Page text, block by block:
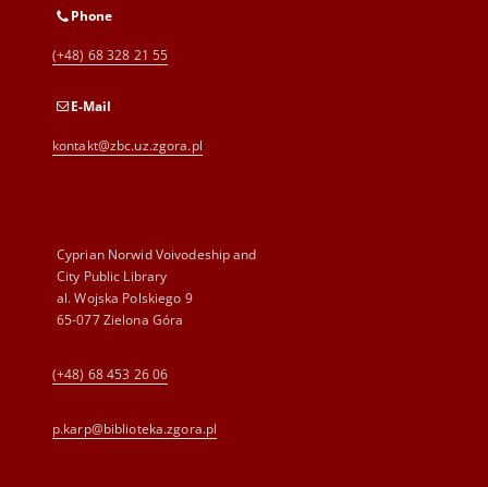
Phone
(+48) 68 328 21 55
E-Mail
kontakt@zbc.uz.zgora.pl
Cyprian Norwid Voivodeship and
City Public Library
al. Wojska Polskiego 9
65-077 Zielona Góra
(+48) 68 453 26 06
p.karp@biblioteka.zgora.pl